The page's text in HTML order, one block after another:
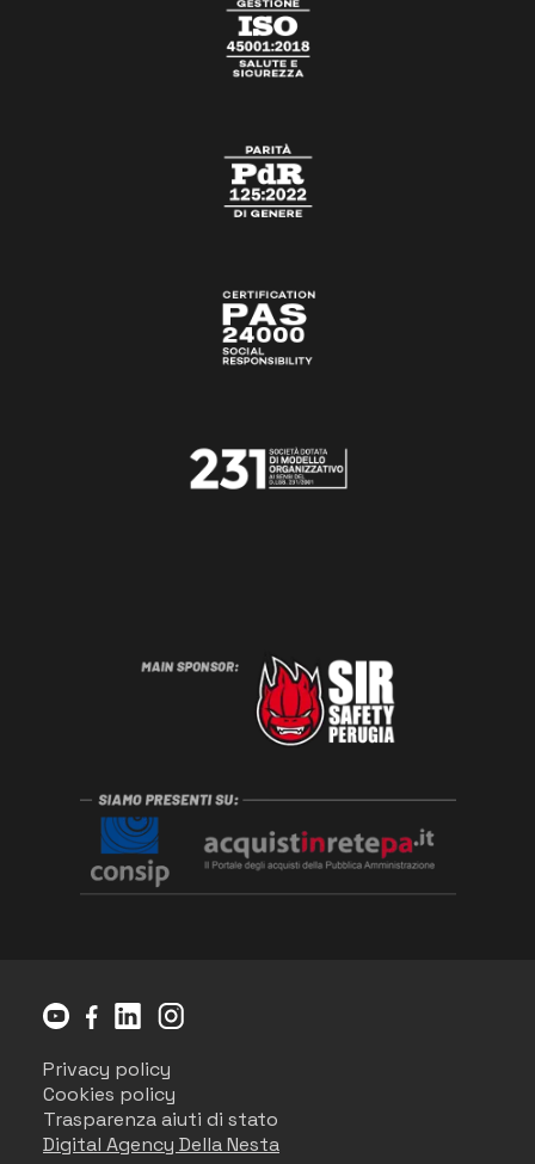
Privacy policy
Cookies policy
Trasparenza aiuti di stato
Digital Agency Della Nesta